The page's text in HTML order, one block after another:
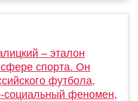
– эталон
сфере спорта. Он
футбола,
социальный феномен,